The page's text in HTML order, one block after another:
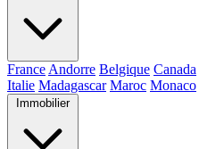
France Andorre Belgique Canada
Italie Madagascar Maroc Monaco
Immobilier